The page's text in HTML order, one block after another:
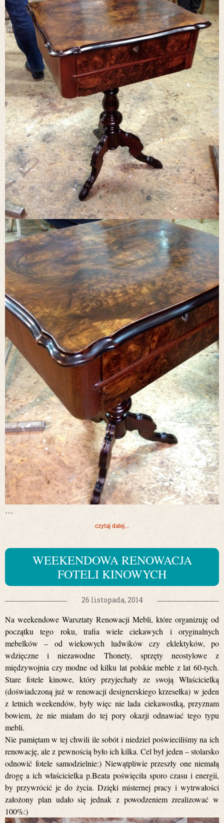
…
czytaj dalej...
WEEKENDOWA RENOWACJA
FOTELI KINOWYCH
26 listopada, 2014
Na weekendowe Warsztaty Renowacji Mebli, które organizuję od
początku tego roku, trafia wiele ciekawych i oryginalnych
mebelków – od wiekowych ludwików czy eklektyków, po
wdzięczne i niezawodne Thonety, sprzęty neostylowe z
międzywojnia czy modne od kilku lat polskie meble z lat 60-tych.
Stare fotele kinowe, który przyjechały ze swoją Właścicielką
(doświadczoną już w renowacji designerskiego krzesełka) w jeden
z letnich weekendów, były więc nie lada ciekawostką, przyznam
bowiem, że nie miałam do tej pory okazji odnawiać tego typu
mebli.
Nie pamiętam w tej chwili ile sobót i niedziel poświeciliśmy na ich
renowację, ale z pewnością było ich kilka. Cel był jeden – stolarsko
odnowić fotele samodzielnie:) Niewątpliwie przeszły one niemałą
drogę a ich właścicielka p.Beata poświęciła sporo czasu i energii,
by przywrócić je do życia. Dzięki misternej pracy i wytrwałości
założony plan udało się jednak z powodzeniem zrealizować w
100%:)